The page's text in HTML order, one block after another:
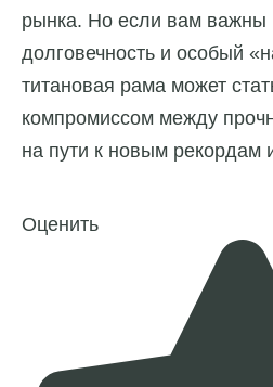
рынка. Но если вам важны
долговечность и особый
титановая рама может
компромиссом между
на пути к новым рекордам
Оценить